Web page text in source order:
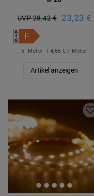
UVP 28,42 € 23,23 €
5 Meter | 4,65 € / Meter
Artikel anzeigen